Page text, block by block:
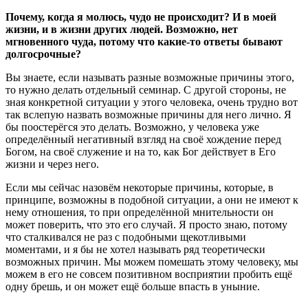
Почему, когда я молюсь, чудо не происходит? И в моей
жизни, и в жизни других людей. Возможно, нет
мгновенного чуда, потому что какие-то ответы бывают
долгосрочные?
Вы знаете, если называть разные возможные причины этого,
то нужно делать отдельный семинар. С другой стороны, не
зная конкретной ситуации у этого человека, очень трудно вот
так вслепую назвать возможные причины для него лично. Я
бы поостерёгся это делать. Возможно, у человека уже
определённый негативный взгляд на своё хождение перед
Богом, на своё служение и на то, как Бог действует в Его
жизни и через него.
Если мы сейчас назовём некоторые причины, которые, в
принципе, возможны в подобной ситуации, а они не имеют к
нему отношения, то при определённой мнительности он
может поверить, что это его случай. Я просто знаю, потому
что сталкивался не раз с подобными щекотливыми
моментами, и я бы не хотел называть ряд теоретически
возможных причин. Мы можем помешать этому человеку, мы
можем в его не совсем позитивном восприятии пробить ещё
одну брешь, и он может ещё больше впасть в уныние.